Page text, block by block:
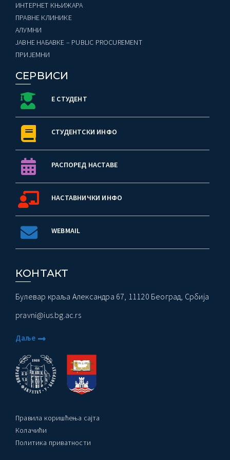
ИНТЕРНЕТ КЊИЖАРА
ПРАВНЕ КЛИНИКЕ
AЛУМНИ
ЈАВНЕ НАБАВКЕ – PUBLIC PROCUREMENT
ПРИЈЕМНИ
СЕРВИСИ
Е СТУДЕНТ
СТУДЕНТСКИ ИНФО
РАСПОРЕД НАСТАВЕ
НАСТАВНИЧКИ ИНФО
WEBMAIL
КОНТАКТ
Булевар краља Александра 67, 11120 Београд, Србија
pravni@ius.bg.ac.rs
Даље
Правила коришћења сајта
Колачићи
Политика приватности